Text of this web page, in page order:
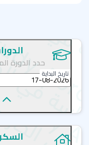
أما الفرع الثاني
بوسط المدينة، وهو
سبورات ذكية؛ كما
من المبنى بمساحة
وسكن للطلبة في
الهوائي مجانية.
مخصصة لتجمعات
مما يساعد الجميع
حدد الدورة
تاريخ البداية